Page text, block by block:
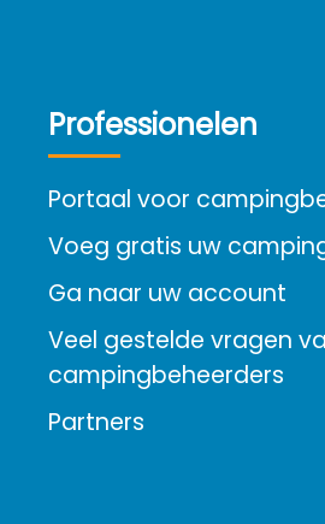
Professionelen
Portaal voor
Voeg gratis uw
Ga naar uw account
Veel gestelde vragen
campingbeheerders
Partners